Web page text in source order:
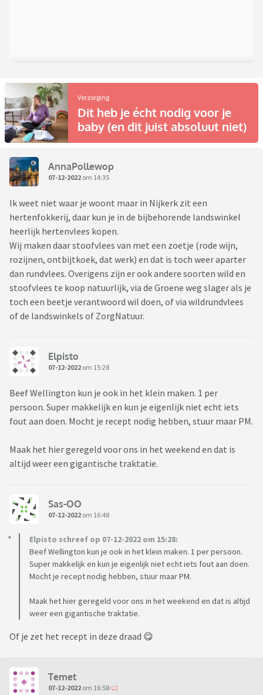
Verzorging
Dit heb je écht nodig voor je
baby (en dit juist absoluut niet)
AnnaPollewop
07-12-2022 om 14:35
Ik weet niet waar je woont maar in Nijkerk zit een
hertenfokkerij, daar kun je in de bijbehorende landswinkel
heerlijk hertenvlees kopen.
Wij maken daar stoofvlees van met een zoetje (rode wijn,
rozijnen, ontbijtkoek, dat werk) en dat is toch weer aparter
dan rundvlees. Overigens zijn er ook andere soorten wild en
stoofvlees te koop natuurlijk, via de Groene weg slager als je
toch een beetje verantwoord wil doen, of via wildrundvlees
of de landswinkels of ZorgNatuur.
Elpisto
07-12-2022 om 15:28
Beef Wellington kun je ook in het klein maken. 1 per
persoon. Super makkelijk en kun je eigenlijk niet echt iets
fout aan doen. Mocht je recept nodig hebben, stuur maar PM.
Maak het hier geregeld voor ons in het weekend en dat is
altijd weer een gigantische traktatie.
Sas-OO
07-12-2022 om 16:48
Elpisto schreef op 07-12-2022 om 15:28:
Beef Wellington kun je ook in het klein maken. 1 per persoon.
Super makkelijk en kun je eigenlijk niet echt iets fout aan doen.
Mocht je recept nodig hebben, stuur maar PM.
Maak het hier geregeld voor ons in het weekend en dat is altijd
weer een gigantische traktatie.
Of je zet het recept in deze draad 😋
Temet
07-12-2022 om 16:58